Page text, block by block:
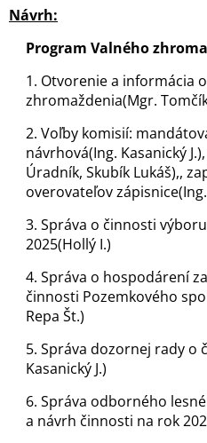
Návrh:
Program Valného
1. Otvorenie a informácia
zhromaždenia(Mgr.
2. Voľby komisií:
návrhová(Ing. Kasanický
Úradník, Skubík Lukáš),,
overovateľov zápisnice(Ing.
3. Správa o činnosti
2025(Hollý I.)
4. Správa o hospodárení
činnosti Pozemkového
Repa Št.)
5. Správa dozornej rady o
Kasanický J.)
6. Správa odborného
a návrh činnosti na rok